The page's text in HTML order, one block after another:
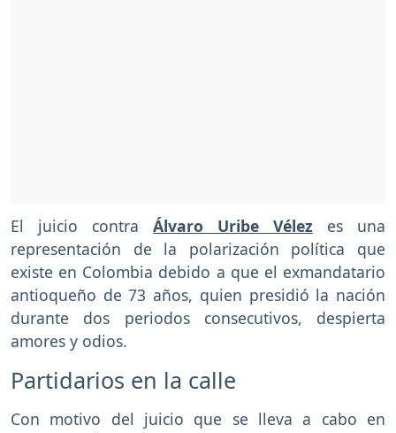
El juicio contra Álvaro Uribe Vélez es una
representación de la polarización política que
existe en Colombia debido a que el exmandatario
antioqueño de 73 años, quien presidió la nación
durante dos periodos consecutivos, despierta
amores y odios.
Partidarios en la calle
Con motivo del juicio que se lleva a cabo en